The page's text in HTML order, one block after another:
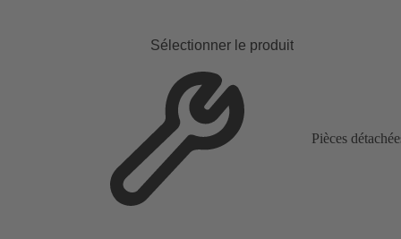
Sélectionner le produit
Pièces